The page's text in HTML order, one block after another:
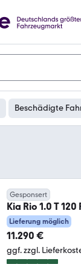
Beschädigte
Gesponsert
Kia Rio 1.0 T
Lieferung möglich
11.290 €
ggf. zzgl.